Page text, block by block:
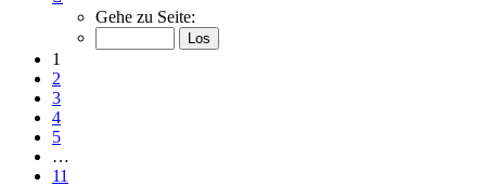
von
Gehe zu Seite:
1
2
3
4
5
…
11